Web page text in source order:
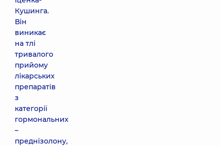
Кушинга.
Він
виникає
на тлі
тривалого
прийому
лікарських
препаратів
з
категорії
гормональних
–
преднізолону,